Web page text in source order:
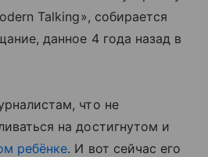
Talking», собирается
данное 4 года назад в
что не
на достигнутом и
ребёнке. И вот сейчас его